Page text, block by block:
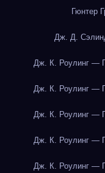
Гюнтер
Дж. Д.
Дж. К. Роулинг —
Дж. К. Роулинг —
Дж. К. Роулинг —
Дж. К. Роулинг —
Дж. К. Роулинг —